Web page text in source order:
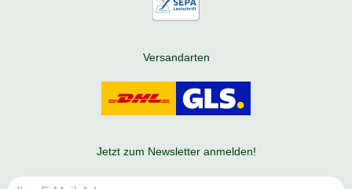
Versandarten
Jetzt zum Newsletter anmelden!